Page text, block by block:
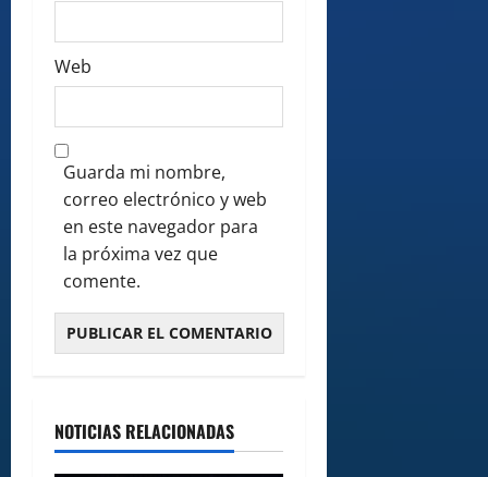
Web
Guarda mi nombre,
correo electrónico y web
en este navegador para
la próxima vez que
comente.
NOTICIAS RELACIONADAS